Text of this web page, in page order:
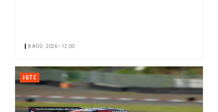
8 AOÛ. 2026 • 12:00
IGTC